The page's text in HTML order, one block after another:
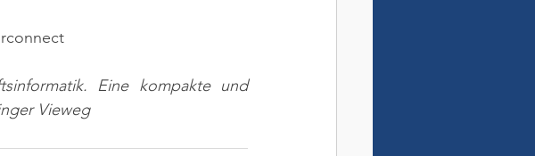
Eine kompakte und
Vieweg